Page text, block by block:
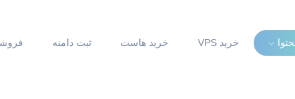
خرید VPS خرید هاست ثبت دامنه